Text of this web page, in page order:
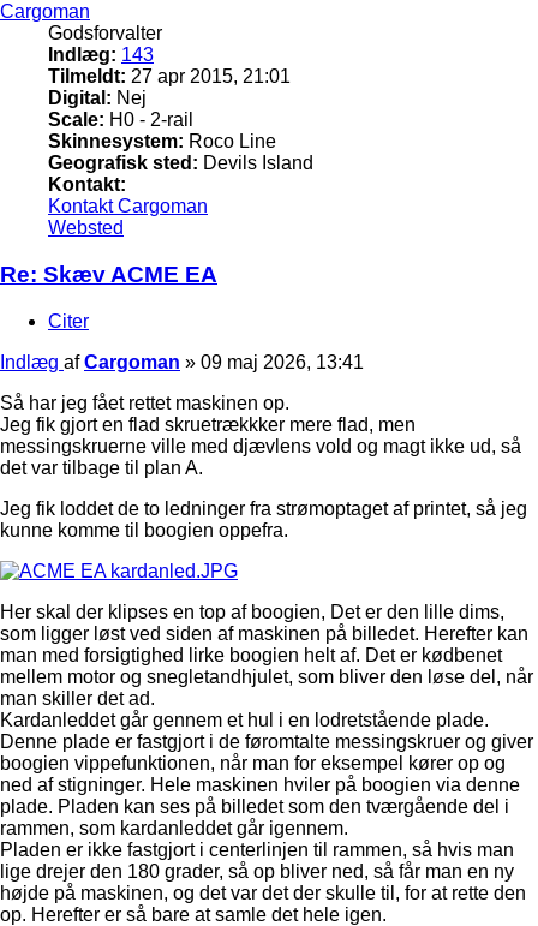
Cargoman
Godsforvalter
Indlæg: 143
Tilmeldt: 27 apr 2015, 21:01
Digital: Nej
Scale: H0 - 2-rail
Skinnesystem: Roco Line
Geografisk sted: Devils Island
Kontakt:
Kontakt Cargoman
Websted
Re: Skæv ACME EA
Citer
Indlæg afCargoman » 09 maj 2026, 13:41
Så har jeg fået rettet maskinen op.
Jeg fik gjort en flad skruetrækkker mere flad, men
messingskruerne ville med djævlens vold og magt ikke ud, så
det var tilbage til plan A.
Jeg fik loddet de to ledninger fra strømoptaget af printet, så jeg
kunne komme til boogien oppefra.
Her skal der klipses en top af boogien, Det er den lille dims,
som ligger løst ved siden af maskinen på billedet. Herefter kan
man med forsigtighed lirke boogien helt af. Det er kødbenet
mellem motor og snegletandhjulet, som bliver den løse del, når
man skiller det ad.
Kardanleddet går gennem et hul i en lodretstående plade.
Denne plade er fastgjort i de føromtalte messingskruer og giver
boogien vippefunktionen, når man for eksempel kører op og
ned af stigninger. Hele maskinen hviler på boogien via denne
plade. Pladen kan ses på billedet som den tværgående del i
rammen, som kardanleddet går igennem.
Pladen er ikke fastgjort i centerlinjen til rammen, så hvis man
lige drejer den 180 grader, så op bliver ned, så får man en ny
højde på maskinen, og det var det der skulle til, for at rette den
op. Herefter er så bare at samle det hele igen.